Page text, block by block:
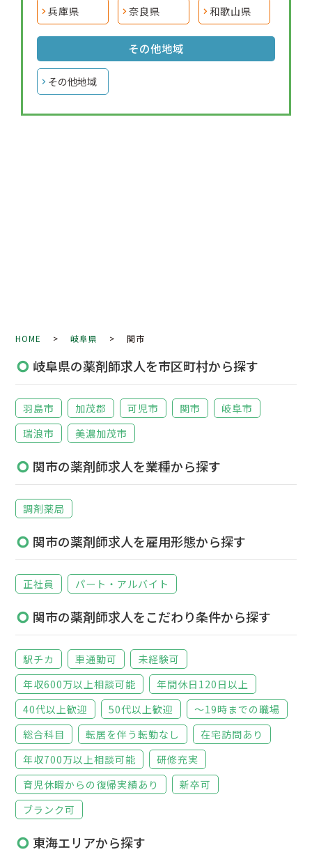
兵庫県 奈良県 和歌山県
その他地域
その他地域
HOME >岐阜県 > 関市
岐阜県の薬剤師求人を市区町村から探す
羽島市 加茂郡 可児市 関市
岐阜市
瑞浪市
美濃加茂市
関市の薬剤師求人を業種から探す
調剤薬局
関市の薬剤師求人を雇用形態から探す
正社員 パート・アルバイト
関市の薬剤師求人をこだわり条件から探す
駅チカ 車通勤可
未経験可
年収600万以上相談可能
年間休日120日以上
40代以上歓迎
50代以上歓迎
～19時までの職場
総合科目
転居を伴う転勤なし
在宅訪問あり
年収700万以上相談可能
研修充実
育児休暇からの復帰実績あり
新卒可
ブランク可
東海エリアから探す